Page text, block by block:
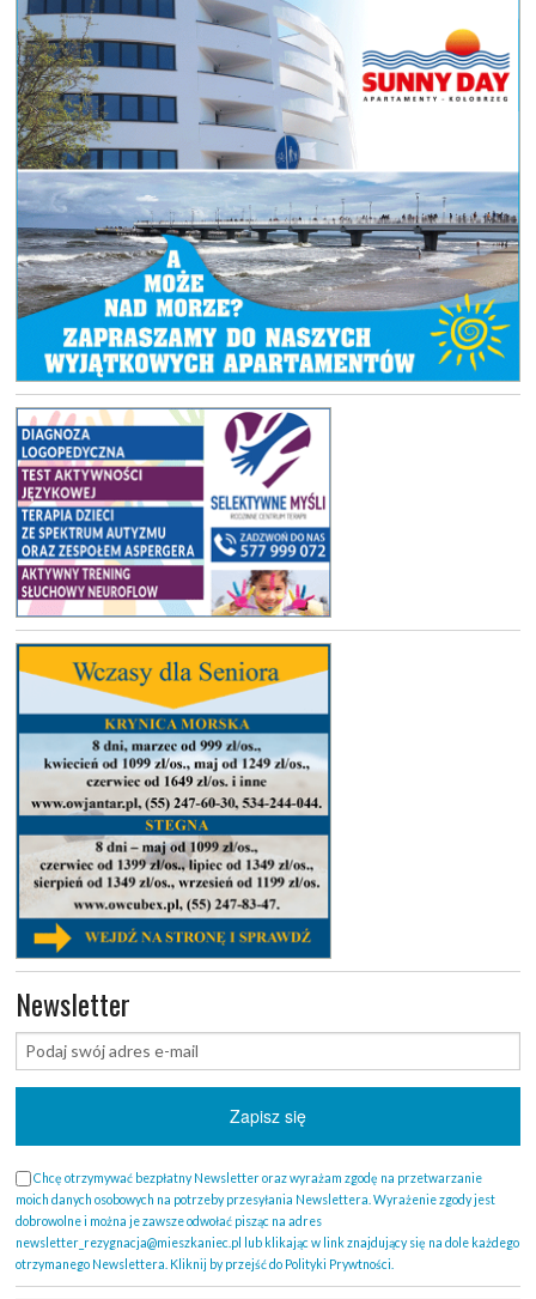
Newsletter
Chcę otrzymywać bezpłatny Newsletter oraz wyrażam zgodę na przetwarzanie
moich danych osobowych na potrzeby przesyłania Newslettera. Wyrażenie zgody jest
dobrowolne i można je zawsze odwołać pisząc na adres
newsletter_rezygnacja@mieszkaniec.pl lub klikając w link znajdujący się na dole każdego
otrzymanego Newslettera. Kliknij by przejść do Polityki Prywtności.